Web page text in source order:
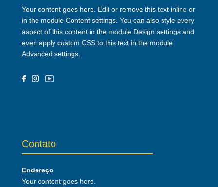
Your content goes here. Edit or remove this text inline or
in the module Content settings. You can also style every
aspect of this content in the module Design settings and
even apply custom CSS to this text in the module
Advanced settings.
Contato
Endereço
Your content goes here.